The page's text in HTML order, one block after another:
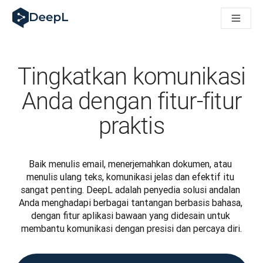
DeepL untuk agen AI
Translation Flow DeepL: Alur kerja baru yang didukung AI
Mengurai Makna Kepercayaan dalam AI bahasa perusahaan.
Sistem Evaluasi Mutu Terjemahan DeepL: Cara
Terjemahan teks berkualitas tinggi ke platform suara real-
Building an instantly accessible voice demo with DeepL
Tingkatkan komunikasi
Anda dengan fitur-fitur
praktis
Baik menulis email, menerjemahkan dokumen, atau
menulis ulang teks, komunikasi jelas dan efektif itu
sangat penting. DeepL adalah penyedia solusi andalan
Anda menghadapi berbagai tantangan berbasis bahasa,
dengan fitur aplikasi bawaan yang didesain untuk
membantu komunikasi dengan presisi dan percaya diri.